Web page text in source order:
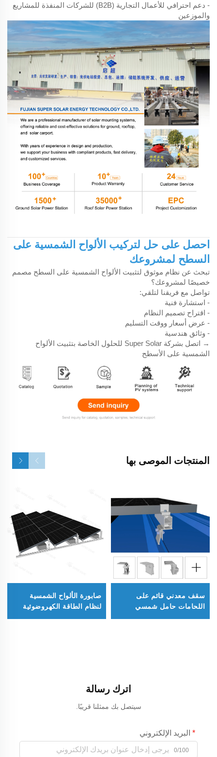
- دعم احترافي للأعمال التجارية (B2B) للشركات المنفذة للمشاريع
والموزعين
احصل على حل لتركيب الألواح الشمسية على
السطح لمشروعك
تبحث عن نظام موثوق لتثبيت الألواح الشمسية على السطح مصمم
خصيصًا لمشروعك؟
تواصل مع فريقنا لتلقي:
- استشارة فنية
- اقتراح تصميم النظام
- عرض أسعار ووقت التسليم
- وثائق هندسية
→ اتصل بشركة Super Solar للحلول الخاصة بتثبيت الألواح
الشمسية على الأسطح
المنتجات الموصى بها
سقف معدني قائم على
اللحامات حامل شمسي
صابورة الألواح الشمسية
لنظام الطاقة الكهروضوئية
اترك رسالة
سيتصل بك ممثلنا قريبًا.
البريد الإلكتروني
0/100